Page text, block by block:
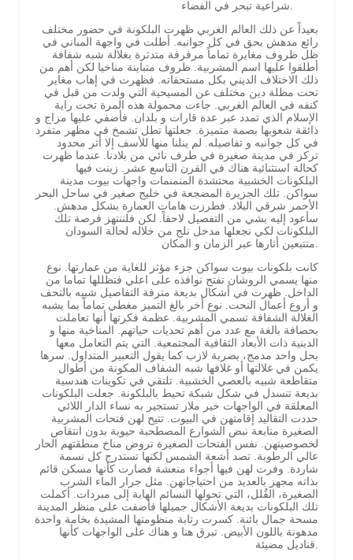
بعيداً عن ذلك العالم الغربي ظهرت البلكونة في حضور مختلف
رائع مدهش بحق في كل جوانبه. أطلت في واجهة المباني في
ظل ظروف مغايرة تماماً مرفرفة متدثرة بغلالة شبه شفافة
أطلقوا عليها اسم المشربية. ظروف متباينة مناخيا لكن أهم من
ذلك الاختلاف الديني بكل مستحقاته. فظهرت في إهاب مغاير
تحت مظلة دين مختلف عن المسيحية التي ولدت من قبل في
كنفه في العالم الغربي. جاءت محمولة هذه المرة تحت راية
الإسلام الذي تمدد عبر عدة قارات و بلدان. فأضفي عليها مزاج و
ذائقة شعوبها بصمة متميزة. جعلتها تطل تشمخ في مظهر متفرد
في كل جوانبه و تفاصيله. لم ينلنا منها للأسف إلا أثر محدود
تركز في مدينة صغيرة في طرف نائي من بلادنا. عندما ظهرت
كحالة استثنائية هناك في القرن التاسع عشر. زينت فيها
البلكونات الخشبية محتشدة المنمنمات واجهات بيوت مدينة
سواكن. تلك الجزيرة المضجعة في خليج صغير في ساحل البحر
الأحمر شرقي البلاد. فطرزت هامات العمارة بشكل مدهش.
سأعود إليه بشي من التفصيل لاحقاً. لكن فلننتهز فرصة تلك
البلكونات لكي نجعلها مدخل نلج من خلاله لحالة السودان
كانت بلكونات بيوت سواكن جزء مؤثر للغاية من عمارتها. نوع
منها يسمي الروشان تفتح نوافذه على اعلي فتظللها تماما من
الداخل. ظهرت في أشكال بديعة مترفة التفاصيل شبيه بالتحف
و أروع أعمال النحت. نوع أخر بالغ التميز مغطي تماماً بما يشبه
الغلالة الشفافة تسمي المشربية. عظمة فكرتها أنها تعاملت
بحصافة بالغة مع عدد من أهم تحديات حياتهم. المناخية منها و
الدينية ذات الأبعاد الثقافية المجتمعية. التي يتم التعامل معها
بحل واحد مدمج، بضربة لازب كما يقول التعبير المتداول. سرها
يكمن في غلالتها أو غلافها شبه الشفاف المكونة من أطوال
متقاطعة شبيه بالعصي الخشبية. تلتقي في تكوينات هندسية
بديعة تنسدل في شكل شبكة تحيط بالبلكونة. جعلت البلكونات
المعلقة في الواجهات خير ملاز تستجير به نساء الدار اللائي
حددت التقاليد إقامتهن في البيوت. تتيح لهن فتحات المشربية
الصغيرة متابعة نبض الشوارع المصطحبة حيوية بدون انتقاص
لخصوصيتهن. نفس الفتحات الصغيرة تروض مناخ منطقتهم الحار
عالي الرطوبة. تصد أشعة الشمس لكنها تستدرج كل نسمة
شاردة. وفرت لهن فيها أجواء منعشة فصارت كأنها مسكن قائم
بذاته مجهز بالعديد من احتياجاتهن. مثل جرار الماء الشرب
الصغيرة، القُلل، التي تحولها النسائم الهابة إلى مبردات. أكملت
تلك البلكونات بديعة الأشكال جميلها فأضفت على منظر المدينة
مسحة جمال بائنة. كسرت رتابة منظومتها المشيدة بخامة واحدة
مدهونة باللون الأبيض. تبرق هنا و هناك على الواجهات كأنها